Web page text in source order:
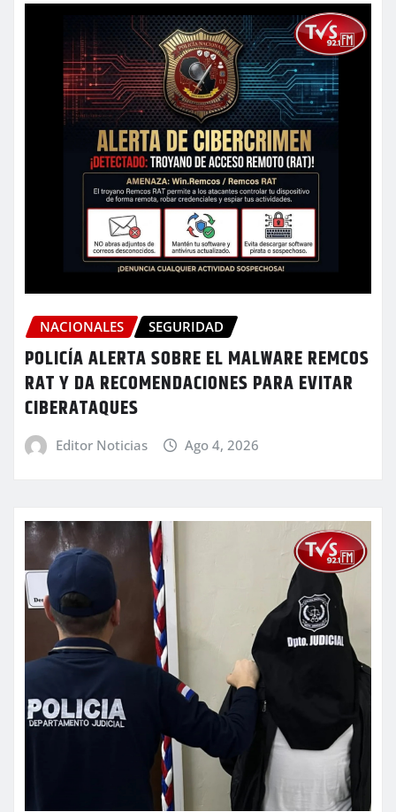
NACIONALES SEGURIDAD
POLICÍA ALERTA SOBRE EL MALWARE REMCOS
RAT Y DA RECOMENDACIONES PARA EVITAR
CIBERATAQUES
Editor Noticias Ago 4, 2026